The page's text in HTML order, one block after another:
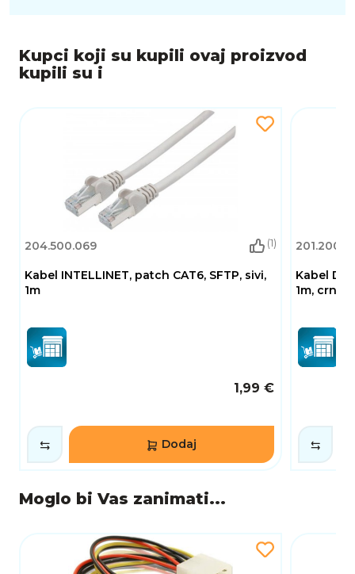
Kupci koji su kupili ovaj proizvod
kupili su i
204.500.069 (1)
Kabel INTELLINET, patch CAT6, SFTP, sivi,
1m
1,99 €
Dodaj
Kabel
1m, crni
Moglo bi Vas zanimati...